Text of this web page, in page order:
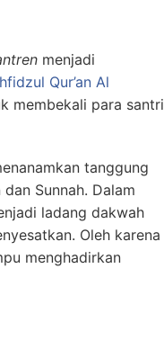
menjadi
Qur’an Al
membekali para santri
tanggung
Sunnah. Dalam
ladang dakwah
Oleh karena
menghadirkan